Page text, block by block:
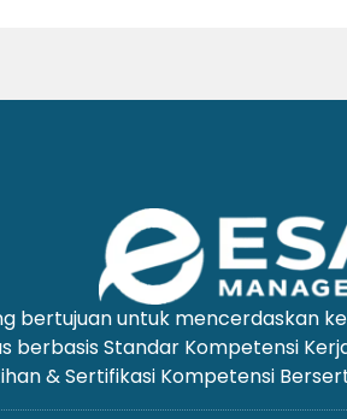
bertujuan untuk mencerdaskan
berbasis Standar Kompetensi
& Sertifikasi Kompetensi